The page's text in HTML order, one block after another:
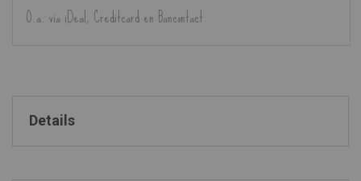
O.a. via iDeal, Creditcard en Bancontact
Details